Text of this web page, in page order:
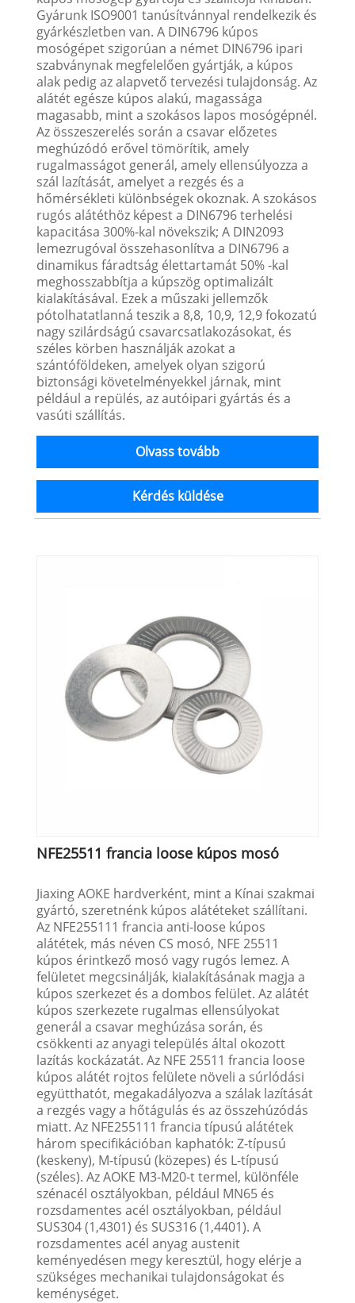
Gyárunk ISO9001 tanúsítvánnyal rendelkezik és
gyárkészletben van. A DIN6796 kúpos
mosógépet szigorúan a német DIN6796 ipari
szabványnak megfelelően gyártják, a kúpos
alak pedig az alapvető tervezési tulajdonság. Az
alátét egésze kúpos alakú, magassága
magasabb, mint a szokásos lapos mosógépnél.
Az összeszerelés során a csavar előzetes
meghúzódó erővel tömörítik, amely
rugalmasságot generál, amely ellensúlyozza a
szál lazítását, amelyet a rezgés és a
hőmérsékleti különbségek okoznak. A szokásos
rugós alátéthöz képest a DIN6796 terhelési
kapacitása 300%-kal növekszik; A DIN2093
lemezrugóval összehasonlítva a DIN6796 a
dinamikus fáradtság élettartamát 50% -kal
meghosszabbítja a kúpszög optimalizált
kialakításával. Ezek a műszaki jellemzők
pótolhatatlanná teszik a 8,8, 10,9, 12,9 fokozatú
nagy szilárdságú csavarcsatlakozásokat, és
széles körben használják azokat a
szántóföldeken, amelyek olyan szigorú
biztonsági követelményekkel járnak, mint
például a repülés, az autóipari gyártás és a
vasúti szállítás.
Olvass tovább
Kérdés küldése
NFE25511 francia loose kúpos mosó
Jiaxing AOKE hardverként, mint a Kínai szakmai
gyártó, szeretnénk kúpos alátéteket szállítani.
Az NFE255111 francia anti-loose kúpos
alátétek, más néven CS mosó, NFE 25511
kúpos érintkező mosó vagy rugós lemez. A
felületet megcsinálják, kialakításának magja a
kúpos szerkezet és a dombos felület. Az alátét
kúpos szerkezete rugalmas ellensúlyokat
generál a csavar meghúzása során, és
csökkenti az anyagi település által okozott
lazítás kockázatát. Az NFE 25511 francia loose
kúpos alátét rojtos felülete növeli a súrlódási
együtthatót, megakadályozva a szálak lazítását
a rezgés vagy a hőtágulás és az összehúzódás
miatt. Az NFE255111 francia típusú alátétek
három specifikációban kaphatók: Z-típusú
(keskeny), M-típusú (közepes) és L-típusú
(széles). Az AOKE M3-M20-t termel, különféle
szénacél osztályokban, például MN65 és
rozsdamentes acél osztályokban, például
SUS304 (1,4301) és SUS316 (1,4401). A
rozsdamentes acél anyag austenit
keményedésen megy keresztül, hogy elérje a
szükséges mechanikai tulajdonságokat és
keménységet.